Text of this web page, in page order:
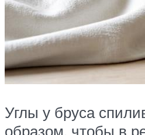
Углы у бруса
образом, чтобы в